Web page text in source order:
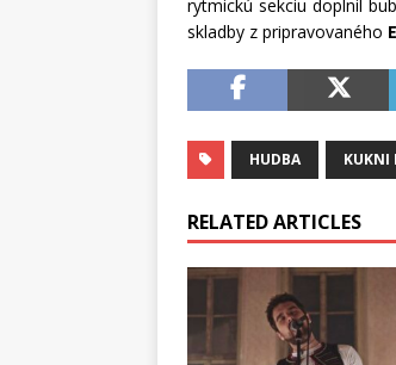
rytmickú sekciu doplnil
skladby z pripravovaného
HUDBA KUKNI
RELATED ARTICLES